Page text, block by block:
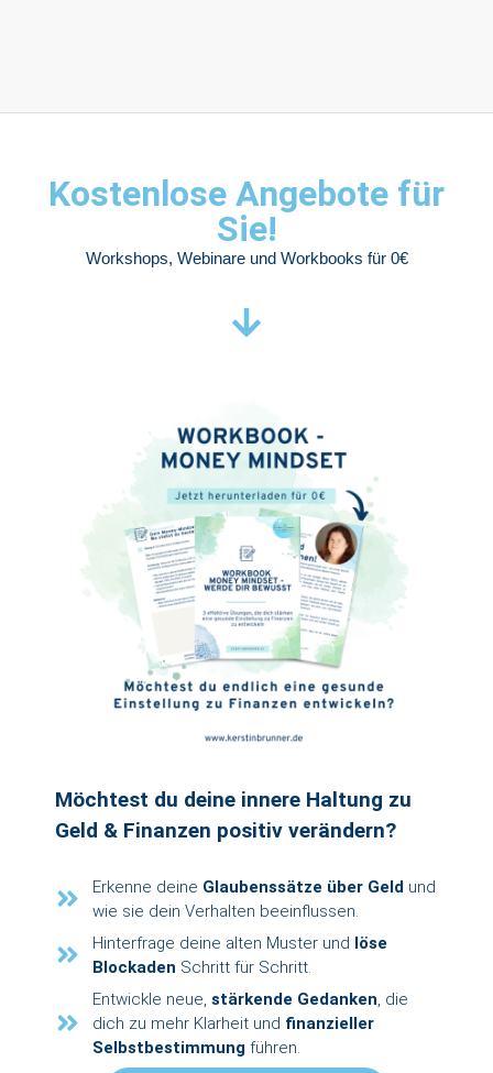
Kostenlose Angebote für
Sie!
Workshops, Webinare und Workbooks für 0€
Möchtest du deine innere Haltung zu
Geld & Finanzen positiv verändern?
Erkenne deine Glaubenssätze über Geldund
wie sie dein Verhalten beeinflussen.
Hinterfrage deine alten Muster und löse
Blockaden Schritt für Schritt.
Entwickle neue, stärkende Gedanken, die
dich zu mehr Klarheit und finanzieller
Selbstbestimmungführen.